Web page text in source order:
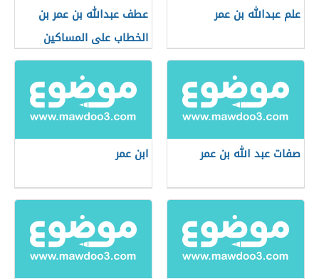
علم عبدالله بن عمر
عطف عبدالله بن عمر بن
الخطاب على المساكين
صفات عبد الله بن عمر ابن عمر